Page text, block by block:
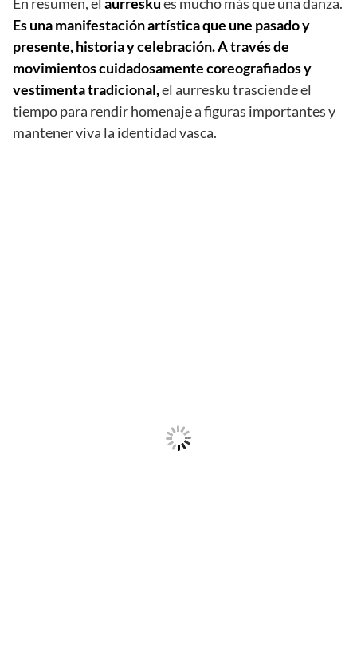
En resumen, el aurreskues mucho más que una danza.
Es una manifestación artística que une pasado y
presente, historia y celebración. A través de
movimientos cuidadosamente coreografiados y
vestimenta tradicional,el aurresku trasciende el
tiempo para rendir homenaje a figuras importantes y
mantener viva la identidad vasca.